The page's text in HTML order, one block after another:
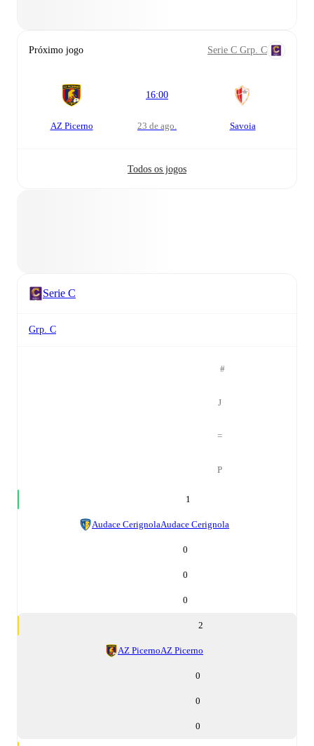
Próximo jogo Serie C Grp. C
AZ Picerno
16:00
23 de ago. Savoia
Todos os jogos
Serie C
Grp. C
#
J
=
P
1
Audace CerignolaAudace Cerignola
0
0
0
2
AZ PicernoAZ Picerno
0
0
0